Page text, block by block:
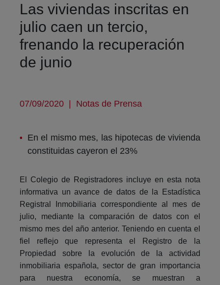
Las viviendas inscritas en
julio caen un tercio,
frenando la recuperación
de junio
07/09/2020 | Notas de Prensa
En el mismo mes, las hipotecas de vivienda
constituidas cayeron el 23%
El Colegio de Registradores incluye en esta nota
informativa un avance de datos de la Estadística
Registral Inmobiliaria correspondiente al mes de
julio, mediante la comparación de datos con el
mismo mes del año anterior. Teniendo en cuenta el
fiel reflejo que representa el Registro de la
Propiedad sobre la evolución de la actividad
inmobiliaria española, sector de gran importancia
para nuestra economía, se muestran a